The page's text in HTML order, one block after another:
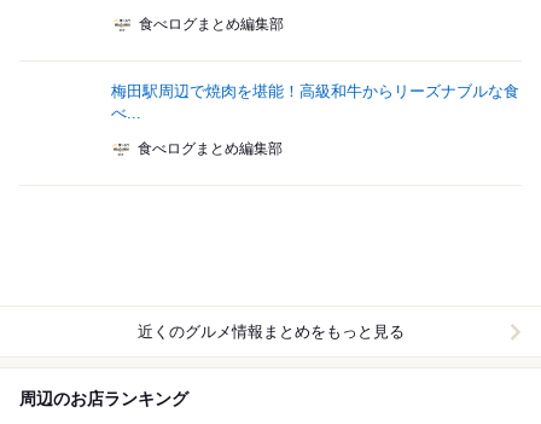
食べログまとめ編集部
梅田駅周辺で焼肉を堪能！高級和牛からリーズナブルな食
べ...
食べログまとめ編集部
近くのグルメ情報まとめをもっと見る
周辺のお店ランキング